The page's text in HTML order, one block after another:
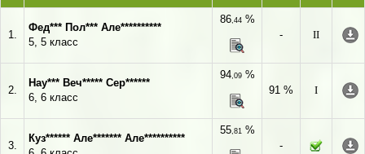
1.
Фед*** Пол*** Але**********
5, 5 класс
86,44%
-
II
2.
Нау*** Веч***** Сер******
6, 6 класс
94,09%
91 %
I
3.
Куз****** Але******* Але**********
55,81%
-